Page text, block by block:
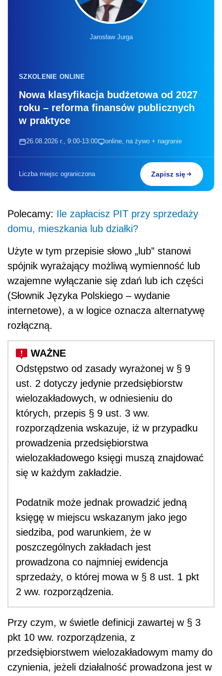
Jarosław Jurga
SZKOLENIE ONLINE
Nowa klasyfikacja budżetowa od 2027
roku – reforma finansów publicznych
w praktyce
26.08.2026 r., 9:00-13:00 online, na żywo + nagranie
Liczba miejsc ograniczona Zapisz się
Polecamy: Ile zapłacisz PIT przy sprzedaży
domu, mieszkania lub działki?
Użyte w tym przepisie słowo „lub” stanowi
spójnik wyrażający możliwą wymienność lub
wzajemne wyłączanie się zdań lub ich części
(Słownik Języka Polskiego – wydanie
internetowe), a w logice oznacza alternatywę
rozłączną.
Odstępstwo od zasady wyrażonej w § 9
ust. 2 dotyczy jedynie przedsiębiorstw
wielozakładowych, w odniesieniu do
których, przepis § 9 ust. 3 ww.
rozporządzenia wskazuje, iż w przypadku
prowadzenia przedsiębiorstwa
wielozakładowego księgi muszą znajdować
się w każdym zakładzie.
Podatnik może jednak prowadzić jedną
księgę w miejscu wskazanym jako jego
siedziba, pod warunkiem, że w
poszczególnych zakładach jest
prowadzona co najmniej ewidencja
sprzedaży, o której mowa w § 8 ust. 1 pkt
2 ww. rozporządzenia.
Przy czym, w świetle definicji zawartej w § 3
pkt 10 ww. rozporządzenia, z
przedsiębiorstwem wielozakładowym mamy do
czynienia, jeżeli działalność prowadzona jest w